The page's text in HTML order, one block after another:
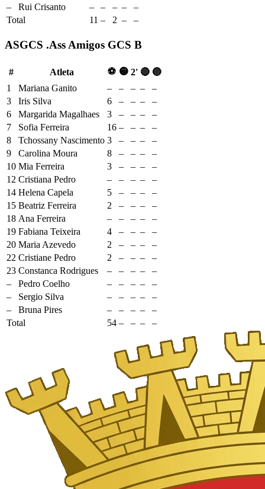
–
Rui Crisanto – – – –
–
Total
11 – 2 – –
ASGCS .Ass Amigos GCS B
# Atleta ⚽ 🟡 2' 🔴 🔵
1
Mariana Ganito – – – –
–
3
Iris Silva 6 – – –
–
6
Margarida Magalhaes 3 – – –
–
7
Sofia Ferreira 16 – – –
–
8
Tchossany Nascimento 3 – – –
–
9
Carolina Moura 8 – – –
–
10 Mia Ferreira 3 – – –
–
12 Cristiana Pedro – – – –
–
14 Helena Capela 5 – – –
–
15 Beatriz Ferreira 2 – – –
–
18 Ana Ferreira – – – –
–
19 Fabiana Teixeira 4 – – –
–
20 Maria Azevedo 2 – – –
–
22 Cristiane Pedro 2 – – –
–
23 Constanca Rodrigues – – – –
–
–
Pedro Coelho – – – –
–
–
Sergio Silva – – – –
–
–
Bruna Pires – – – –
–
Total
54 – – – –